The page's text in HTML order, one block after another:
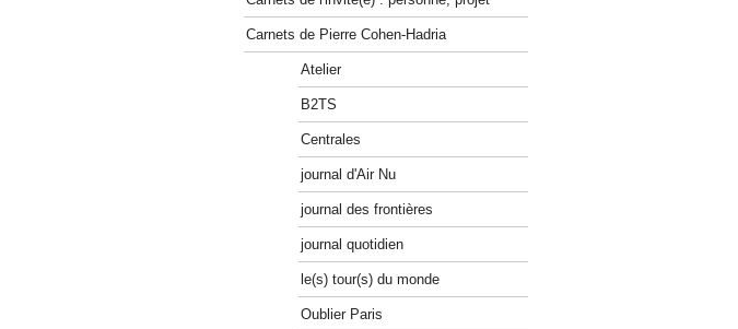
Carnets de Pierre Cohen-Hadria
Atelier
B2TS
Centrales
journal d'Air Nu
journal des frontières
journal quotidien
le(s) tour(s) du monde
Oublier Paris